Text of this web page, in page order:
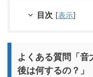
目次 [表示]
よくある質問「
後は何するの？」